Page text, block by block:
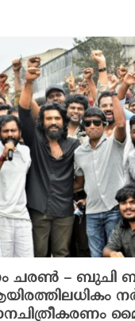
ചരൺ – ബുചി